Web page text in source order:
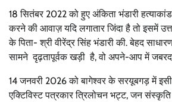
18 सितंबर 2022 को हुए अंकिता भंडारी
करने की आवाज़ यदि लगातार जिंदा है तो इसमें
के पिता- श्री वीरेंद्र सिंह भंडारी की. बेहद
सामने दृढ़तापूर्वक खड़ी है, वो अपने-आप में
14 जनवरी 2026 को बागेश्वर के सरयूबगड़ में
एक्टिविस्ट पत्रकार त्रिलोचन भट्ट, जन